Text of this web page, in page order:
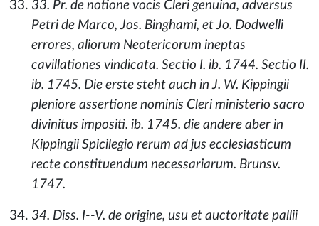
33. Pr. de notione vocis Cleri genuina, adversus
Petri de Marco, Jos. Binghami, et Jo. Dodwelli
errores, aliorum Neotericorum ineptas
cavillationes vindicata. Sectio I. ib. 1744. Sectio II.
ib. 1745. Die erste steht auch in J. W. Kippingii
pleniore assertione nominis Cleri ministerio sacro
divinitus impositi. ib. 1745. die andere aber in
Kippingii Spicilegio rerum ad jus ecclesiasticum
recte constituendum necessariarum. Brunsv.
1747.
34. Diss. I--V. de origine, usu et auctoritate pallii